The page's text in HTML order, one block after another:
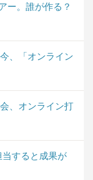
ー。誰が作る？
、「オンライン
、オンライン打
すると成果が